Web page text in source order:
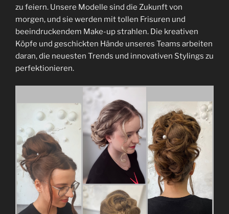
zu feiern. Unsere Modelle sind die Zukunft von
morgen, und sie werden mit tollen Frisuren und
beeindruckendem Make-up strahlen. Die kreativen
Köpfe und geschickten Hände unseres Teams arbeiten
daran, die neuesten Trends und innovativen Stylings zu
perfektionieren.